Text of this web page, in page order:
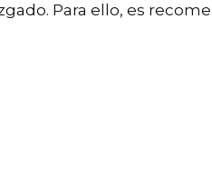
Para ello, es